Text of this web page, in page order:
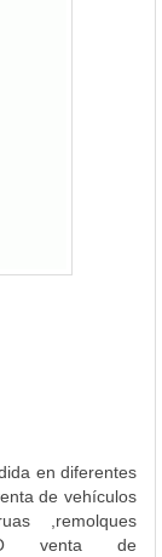
en diferentes
de vehículos
,remolques
LCO venta de